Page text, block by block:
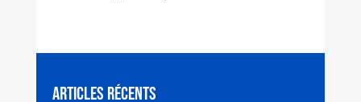
Articles récents